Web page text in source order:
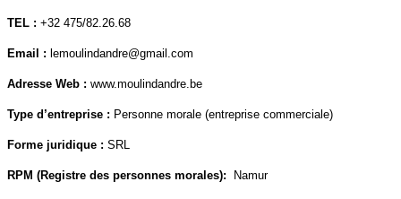
TEL : +32 475/82.26.68
Email : lemoulindandre@gmail.com
Adresse Web : www.moulindandre.be
Type d’entreprise : Personne morale (entreprise commerciale)
Forme juridique : SRL
RPM (Registre des personnes morales): Namur